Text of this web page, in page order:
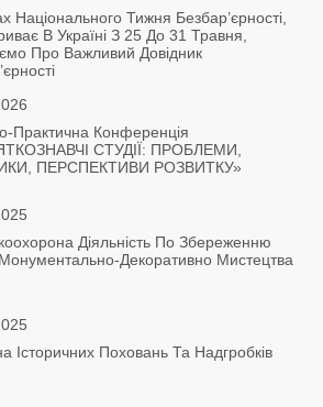
Національного Тижня Безбар’єрності,
В Україні З 25 До 31 Травня,
Про Важливий Довідник
Практична Конференція
СТУДІЇ: ПРОБЛЕМИ,
ПЕРСПЕКТИВИ РОЗВИТКУ»
Діяльність По Збереженню
Декоративно Мистецтва
Історичних Поховань Та Надгробків